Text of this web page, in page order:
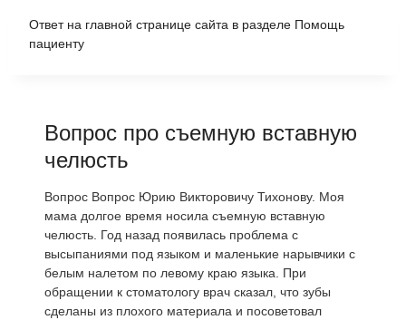
Ответ на главной странице сайта в разделе Помощь
пациенту
Вопрос про съемную вставную
челюсть
Вопрос Вопрос Юрию Викторовичу Тихонову. Моя
мама долгое время носила съемную вставную
челюсть. Год назад появилась проблема с
высыпаниями под языком и маленькие нарывчики с
белым налетом по левому краю языка. При
обращении к стоматологу врач сказал, что зубы
сделаны из плохого материала и посоветовал